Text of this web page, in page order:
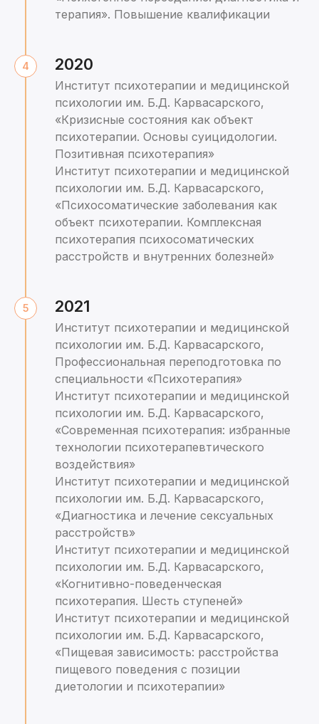
терапия». Повышение квалификации
2020
Институт психотерапии и медицинской
психологии им. Б.Д. Карвасарского,
«Кризисные состояния как объект
психотерапии. Основы суицидологии.
Позитивная психотерапия»
Институт психотерапии и медицинской
психологии им. Б.Д. Карвасарского,
«Психосоматические заболевания как
объект психотерапии. Комплексная
психотерапия психосоматических
расстройств и внутренних болезней»
2021
Институт психотерапии и медицинской
психологии им. Б.Д. Карвасарского,
Профессиональная переподготовка по
специальности «Психотерапия»
Институт психотерапии и медицинской
психологии им. Б.Д. Карвасарского,
«Современная психотерапия: избранные
технологии психотерапевтического
воздействия»
Институт психотерапии и медицинской
психологии им. Б.Д. Карвасарского,
«Диагностика и лечение сексуальных
расстройств»
Институт психотерапии и медицинской
психологии им. Б.Д. Карвасарского,
«Когнитивно-поведенческая
психотерапия. Шесть ступеней»
Институт психотерапии и медицинской
психологии им. Б.Д. Карвасарского,
«Пищевая зависимость: расстройства
пищевого поведения с позиции
диетологии и психотерапии»